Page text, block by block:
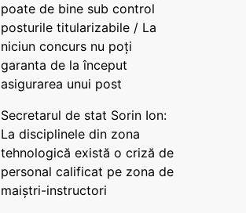
poate de bine sub control
posturile titularizabile / La
niciun concurs nu poți
garanta de la început
asigurarea unui post
Secretarul de stat Sorin Ion:
La disciplinele din zona
tehnologică există o criză de
personal calificat pe zona de
maiștri-instructori